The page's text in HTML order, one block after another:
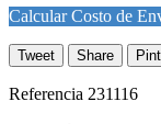
Calcular Costo de
Tweet Share
Referencia 231116